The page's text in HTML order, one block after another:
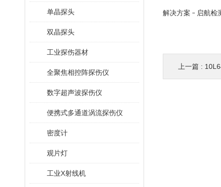
单晶探头
双晶探头
工业探伤器材
全聚焦相控阵探伤仪
数字超声波探伤仪
便携式多通道涡流探伤仪
密度计
观片灯
工业X射线机
解决方案 – 启航检
上一篇 :